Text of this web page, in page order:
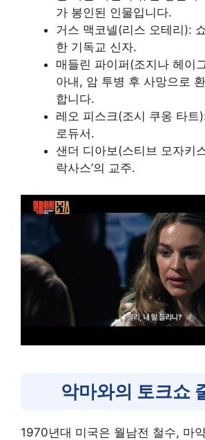
가 봉인된 인물입니다.
거스 맥코넬(리스 오테리):
한 기독교 신자.
매들린 파이퍼(조지나 헤이
아내, 암 투병 후 사망으로
합니다.
레오 피스크(조시 쿠옹 타트
로듀서.
샌더 디아보(스티브 모자키
락사스’의 교주.
악마와의 토크쇼
1970년대 미국은 월남전 철수, 마